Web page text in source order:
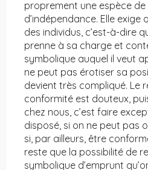
proprement une espèce
d’indépendance. Elle exige
des individus, c’est-à-dire
prenne à sa charge et
symbolique auquel il veut
ne peut pas érotiser sa
devient très compliqué. Le
conformité est douteux,
chez nous, c’est faire
disposé, si on ne peut pas
si, par ailleurs, être
reste que la possibilité de
symbolique d’emprunt